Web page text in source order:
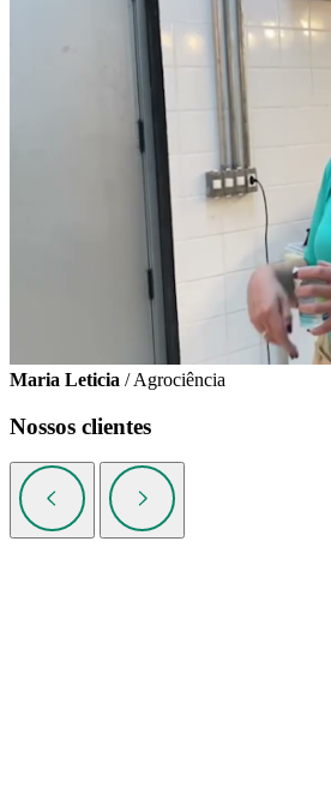
Maria Leticia / Agrociência
Nossos clientes